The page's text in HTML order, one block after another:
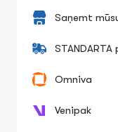
Saņemt
Omniva
Venipak